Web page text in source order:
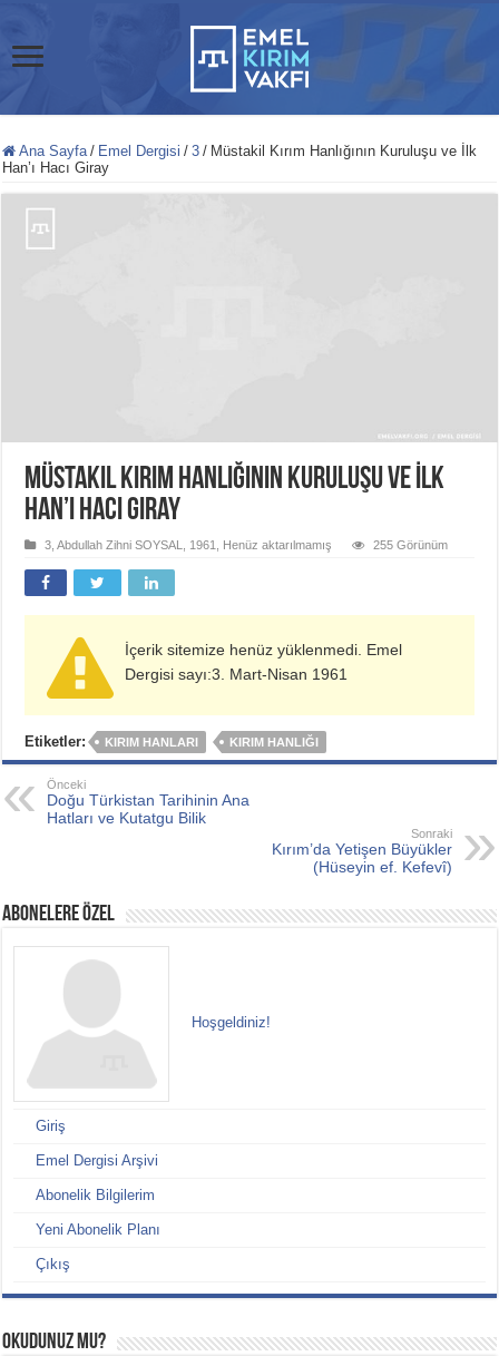
Ana Sayfa / Emel Dergisi / 3 / Müstakil Kırım Hanlığının Kuruluşu ve İlk
Han’ı Hacı Giray
Müstakil Kırım Hanlığının Kuruluşu ve İlk
Han’ı Hacı Giray
3 ,Abdullah Zihni SOYSAL 1961 Henüz aktarılmamış 255 Görünüm
İçerik sitemize henüz yüklenmedi. Emel
Dergisi sayı:3. Mart-Nisan 1961
Etiketler: KIRIM HANLARI KIRIM HANLIĞI
Önceki
Doğu Türkistan Tarihinin Ana
Hatları ve Kutatgu Bilik
Sonraki
Kırım’da Yetişen Büyükler
(Hüseyin ef. Kefevî)
ABONELERE ÖZEL
Hoşgeldiniz!
Giriş
Emel Dergisi Arşivi
Abonelik Bilgilerim
Yeni Abonelik Planı
Çıkış
Okudunuz mu?